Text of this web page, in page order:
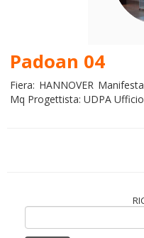
Padoan 04
Fiera: HANNOVER
Mq Progettista: UDPA
Ricerca
per: